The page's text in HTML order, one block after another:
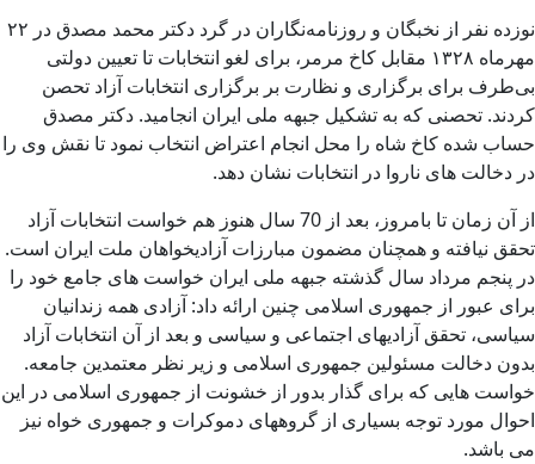
نوزده نفر از نخبگان و روزنامه‌نگاران در گرد دکتر محمد مصدق در ۲۲
مهرماه ۱۳۲۸ مقابل کاخ مرمر، برای لغو انتخابات تا تعیین دولتی
بی‌طرف برای برگزاری و نظارت بر برگزاری انتخابات آزاد تحصن
کردند. تحصنی که به تشکیل جبهه ملی ایران انجامید. دکتر مصدق
حساب شده کاخ شاه را محل انجام اعتراض انتخاب نمود تا نقش وی را
در دخالت های ناروا در انتخابات نشان دهد.
از آن زمان تا بامروز، بعد از 70 سال هنوز هم خواست انتخابات آزاد
تحقق نیافته و همچنان مضمون مبارزات آزادیخواهان ملت ایران است.
در پنجم مرداد سال گذشته جبهه ملی ایران خواست های جامع خود را
برای عبور از جمهوری اسلامی چنین ارائه داد: آزادی همه زندانیان
سیاسی، تحقق آزادیهای اجتماعی و سیاسی و بعد از آن انتخابات آزاد
بدون دخالت مسئولین جمهوری اسلامی و زیر نظر معتمدین جامعه.
خواست هایی که برای گذار بدور از خشونت از جمهوری اسلامی در این
احوال مورد توجه بسیاری از گروههای دموکرات و جمهوری خواه نیز
می باشد.